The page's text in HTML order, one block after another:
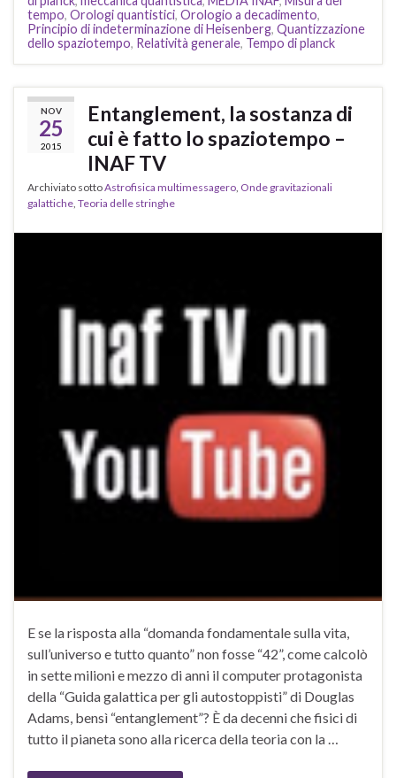
tempo, Orologi quantistici, Orologio a decadimento,
Principio di indeterminazione di Heisenberg, Quantizzazione
dello spaziotempo, Relatività generale, Tempo di planck
NOV
25
2015
Entanglement, la sostanza di
cui è fatto lo spaziotempo –
INAF TV
Archiviato sottoAstrofisica multimessagero, Onde gravitazionali
galattiche, Teoria delle stringhe
E se la risposta alla “domanda fondamentale sulla vita,
sull’universo e tutto quanto” non fosse “42”, come calcolò
in sette milioni e mezzo di anni il computer protagonista
della “Guida galattica per gli autostoppisti” di Douglas
Adams, bensì “entanglement”? È da decenni che fisici di
tutto il pianeta sono alla ricerca della teoria con la …